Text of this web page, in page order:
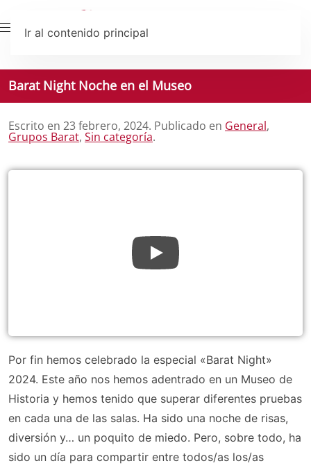
Ir al contenido principal
Barat Night Noche en el Museo
Escrito en 23 febrero, 2024. Publicado en General,
Grupos Barat, Sin categoría.
Por fin hemos celebrado la especial «Barat Night»
2024. Este año nos hemos adentrado en un Museo de
Historia y hemos tenido que superar diferentes pruebas
en cada una de las salas. Ha sido una noche de risas,
diversión y… un poquito de miedo. Pero, sobre todo, ha
sido un día para compartir entre todos/as los/as